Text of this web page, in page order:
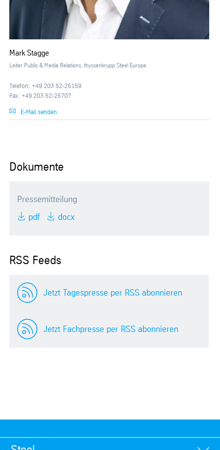
Mark Stagge
Leiter Public & Media Relations, thyssenkrupp Steel Europe
Telefon: +49 203 52-25159
Fax: +49 203 52-25707
E-Mail senden
Dokumente
Pressemitteilung
pdf docx
RSS Feeds
Jetzt Tagespresse per RSS abonnieren
Jetzt Fachpresse per RSS abonnieren